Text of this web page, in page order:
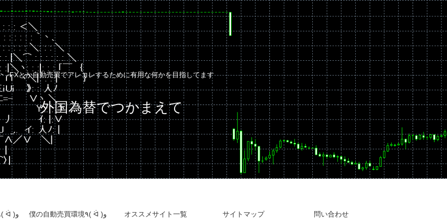
FXとか自動売買でアレコレするために有用な何かを目指してます
外国為替でつかまえて
自動売買運用成績٩( ᐛ )و 僕の自動売買環境٩( ᐛ )و オススメサイト一覧 サイトマップ 問い合わせ